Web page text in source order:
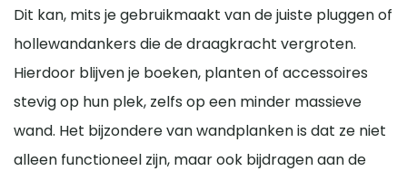
Dit kan, mits je gebruikmaakt van de juiste pluggen of
hollewandankers die de draagkracht vergroten.
Hierdoor blijven je boeken, planten of accessoires
stevig op hun plek, zelfs op een minder massieve
wand. Het bijzondere van wandplanken is dat ze niet
alleen functioneel zijn, maar ook bijdragen aan de